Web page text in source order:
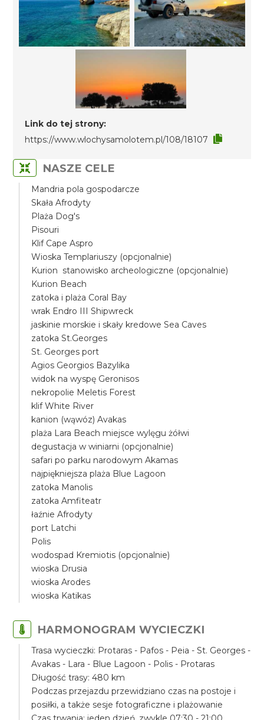
Link do tej strony:
https://www.wlochysamolotem.pl/108/18107
NASZE CELE
Mandria pola gospodarcze
Skała Afrodyty
Plaża Dog's
Pisouri
Klif Cape Aspro
Wioska Templariuszy (opcjonalnie)
Kurion stanowisko archeologiczne (opcjonalnie)
Kurion Beach
zatoka i plaża Coral Bay
wrak Endro III Shipwreck
jaskinie morskie i skały kredowe Sea Caves
zatoka St.Georges
St. Georges port
Agios Georgios Bazylika
widok na wyspę Geronisos
nekropolie Meletis Forest
klif White River
kanion (wąwóz) Avakas
plaża Lara Beach miejsce wylęgu żółwi
degustacja w winiarni (opcjonalnie)
safari po parku narodowym Akamas
najpiękniejsza plaża Blue Lagoon
zatoka Manolis
zatoka Amfiteatr
łaźnie Afrodyty
port Latchi
Polis
wodospad Kremiotis (opcjonalnie)
wioska Drusia
wioska Arodes
wioska Katikas
HARMONOGRAM WYCIECZKI
Trasa wycieczki: Protaras - Pafos - Peia - St. Georges -
Avakas - Lara - Blue Lagoon - Polis - Protaras
Długość trasy: 480 km
Podczas przejazdu przewidziano czas na postoje i
posiłki, a także sesje fotograficzne i plażowanie